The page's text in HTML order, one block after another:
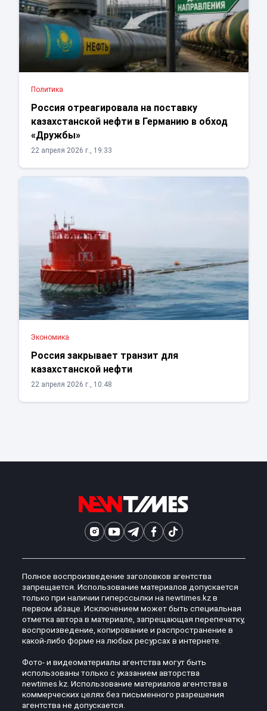
Политика
Россия отреагировала на поставку
казахстанской нефти в Германию в обход
«Дружбы»
22 апреля 2026 г., 19:33
Экономика
Россия закрывает транзит для
казахстанской нефти
22 апреля 2026 г., 10:48
Полное воспроизведение заголовков агентства
запрещается. Использование материалов допускается
только при наличии гиперссылки на newtimes.kz в
первом абзаце. Исключением может быть специальная
отметка автора в материале, запрещающая перепечатку,
воспроизведение, копирование и распространение в
какой-либо форме на любых ресурсах в интернете.
Фото- и видеоматериалы агентства могут быть
использованы только с указанием авторства
newtimes.kz. Использование материалов агентства в
коммерческих целях без письменного разрешения
агентства не допускается.